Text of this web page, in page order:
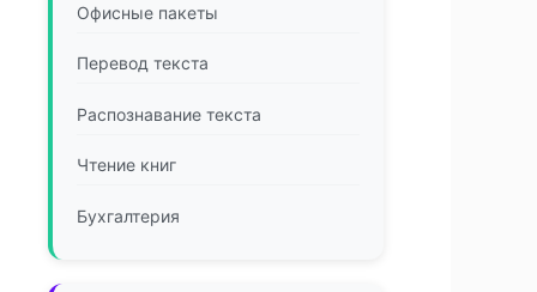
Офисные пакеты
Перевод текста
Распознавание текста
Чтение книг
Бухгалтерия